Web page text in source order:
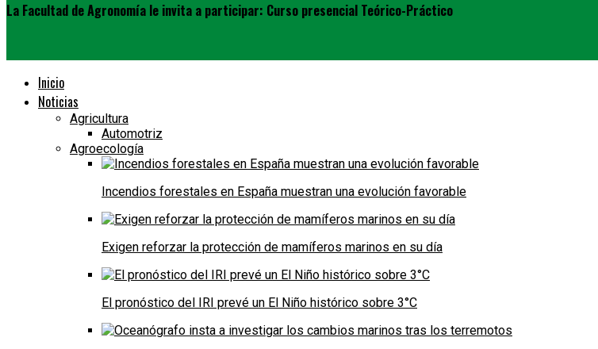
La Facultad de Agronomía le invita a participar: Curso presencial Teórico-Práctico
Inicio
Noticias
Agricultura
Automotriz
Agroecología
Incendios forestales en España muestran una evolución favorable
Exigen reforzar la protección de mamíferos marinos en su día
El pronóstico del IRI prevé un El Niño histórico sobre 3°C